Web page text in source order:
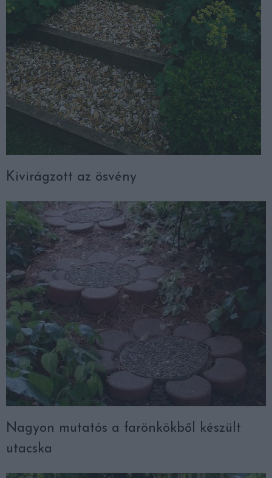
Kivirágzott az ösvény
Nagyon mutatós a farönkökből készült
utacska